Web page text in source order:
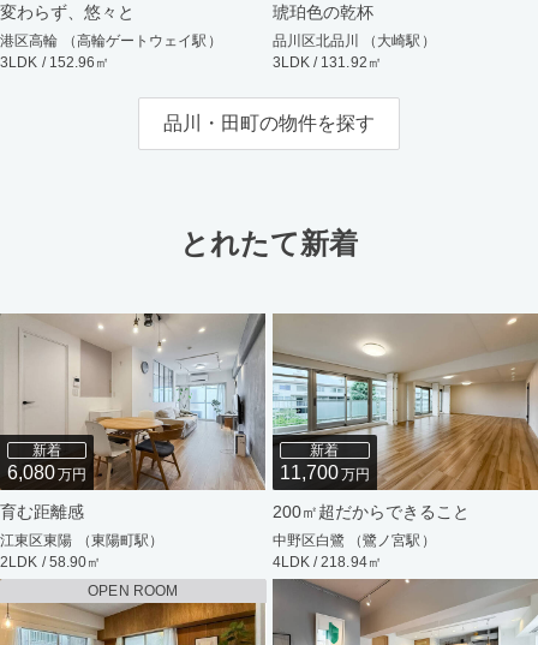
変わらず、悠々と
港区高輪 （高輪ゲートウェイ駅）
3LDK / 152.96㎡
琥珀色の乾杯
品川区北品川 （大崎駅）
3LDK / 131.92㎡
品川・田町の物件を探す
とれたて新着
新着
6,080万円
育む距離感
江東区東陽 （東陽町駅）
2LDK / 58.90㎡
新着
11,700万円
200㎡超だからできること
中野区白鷺 （鷺ノ宮駅）
4LDK / 218.94㎡
OPEN ROOM